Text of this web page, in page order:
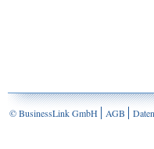
© BusinessLink GmbH AGB